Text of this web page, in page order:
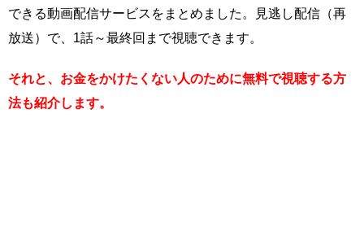
できる動画配信サービスをまとめました。見逃し配信（再
放送）で、1話～最終回まで視聴できます。
それと、お金をかけたくない人のために無料で視聴する方
法も紹介します。